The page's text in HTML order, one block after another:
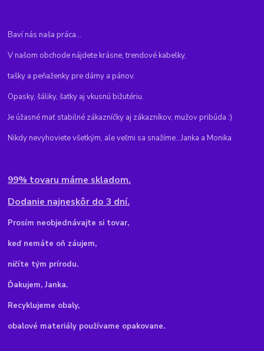
Baví nás naša práca...
V našom obchode nájdete krásne, trendové kabelky,
tašky a peňaženky pre dámy a pánov.
Opasky, šáliky, šatky aj vkusnú bižutériu.
Je úžasné mať stabilné zákazníčky aj zákazníkov, mužov pribúda :)
Nikdy nevyhoviete všetkým, ale veľmi sa snažíme...Janka a Monika
99% tovaru máme skladom.
Dodanie najneskôr do 3 dní.
Prosím neobjednávajte si tovar,
keď nemáte oň záujem,
ničíte tým prírodu.
Ďakujem, Janka.
Recyklujeme obaly,
obalové materiály používame opakovane.